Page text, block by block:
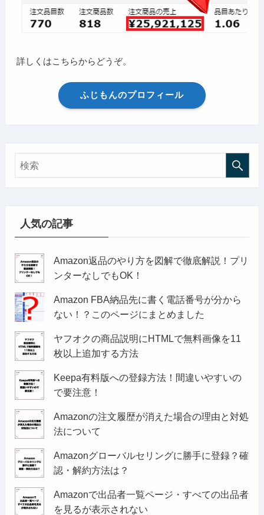
詳しくはこちらからどうぞ。
ふじもんのプロフィール
人気の記事
Amazon返品のやり方を図解で徹底解説！プリ
ンターなしでもOK！
Amazon FBA納品先に書く電話番号が分から
ない！？このページにまとめました
ヤフオクの商品説明にHTMLで無料画像を11
枚以上追加する方法
Keepa有料版への登録方法！間違いやすいの
で要注意！
Amazonの注文履歴が消えた場合の理由と対処
法について
Amazonグローバルセリングに勝手に登録？確
認・解約方法は？
Amazonで出品者一覧ページ・すべての出品者
を見るが表示されない